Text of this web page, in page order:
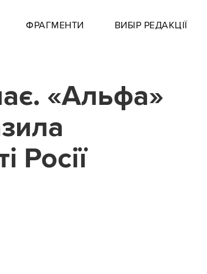
ФРАГМЕНТИ ВИБІР РЕДАКЦІЇ
«Альфа»
Росії